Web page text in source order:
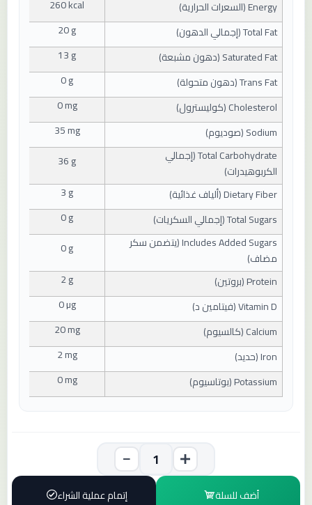
Energy ( السعرات الحرارية)
260 kcal
Total Fat ( إجمالي الدهون)
20 g
Saturated Fat ( دهون مشبعة)
13 g
Trans Fat ( دهون متحولة)
0 g
Cholesterol ( كوليسترول)
0 mg
Sodium ( صوديوم)
35 mg
Total Carbohydrate ( إجمالي
الكربوهيدرات)
36 g
Dietary Fiber ( ألياف غذائية)
3 g
Total Sugars ( إجمالي السكريات)
0 g
Includes Added Sugars ( يتضمن سكر
مضاف)
0 g
Protein ( بروتين)
2 g
Vitamin D ( فيتامين د)
0 µg
Calcium ( كالسيوم)
20 mg
Iron ( حديد)
2 mg
Potassium ( بوتاسيوم)
0 mg
أضف للسلة إتمام عملية الشراء